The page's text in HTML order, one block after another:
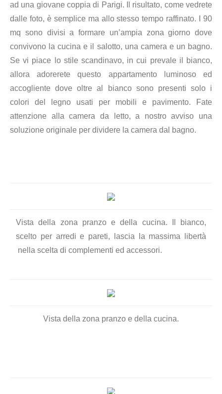
ad una giovane coppia di Parigi. Il risultato, come vedrete
dalle foto, è semplice ma allo stesso tempo raffinato. I 90
mq sono divisi a formare un’ampia zona giorno dove
convivono la cucina e il salotto, una camera e un bagno.
Se vi piace lo stile scandinavo, in cui prevale il bianco,
allora adorerete questo appartamento luminoso ed
accogliente dove oltre al bianco sono presenti solo i
colori del legno usati per mobili e pavimento. Fate
attenzione alla camera da letto, a nostro avviso una
soluzione originale per dividere la camera dal bagno.
Vista della zona pranzo e della cucina. Il bianco,
scelto per arredi e pareti, lascia la massima libertà
nella scelta di complementi ed accessori.
Vista della zona pranzo e della cucina.